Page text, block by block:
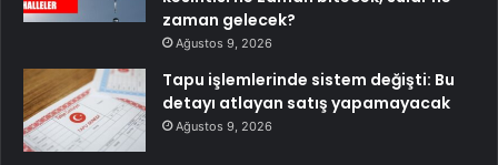
zaman gelecek?
Ağustos 9, 2026
Tapu işlemlerinde sistem değişti: Bu
detayı atlayan satış yapamayacak
Ağustos 9, 2026